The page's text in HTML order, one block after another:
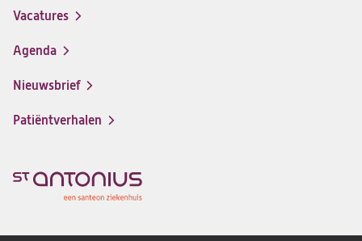
in
nieuwe
Vacatures
(opent
in
nieuwe
Agenda
Nieuwsbrief
Patiëntverhalen